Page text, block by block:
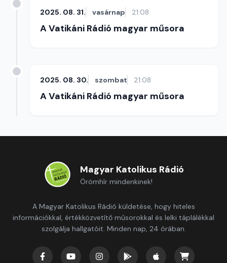
2025. 08. 31. vasárnap 21:08
A Vatikáni Rádió magyar műsora
2025. 08. 30. szombat 21:08
A Vatikáni Rádió magyar műsora
Magyar Katolikus Rádió
Örömhír mindenkinek!
A Magyar Katolikus Rádió küldetése, hogy hiteles
információkkal, értékközvetítő műsorokkal és lelki táplálékkal
szolgálja hallgatóit. Minden nap, 24 órában.